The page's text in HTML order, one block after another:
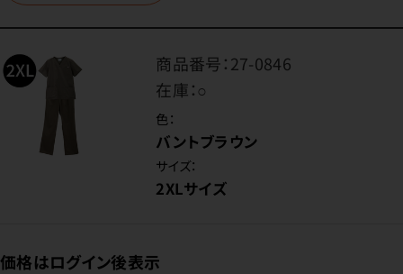
商品番号：27-0846
在庫：○
色：
バントブラウン
サイズ：
2XLサイズ
価格はログイン後表示